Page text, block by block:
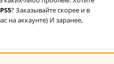
? Заказывайте скорее и в
на аккаунте) И заранее,